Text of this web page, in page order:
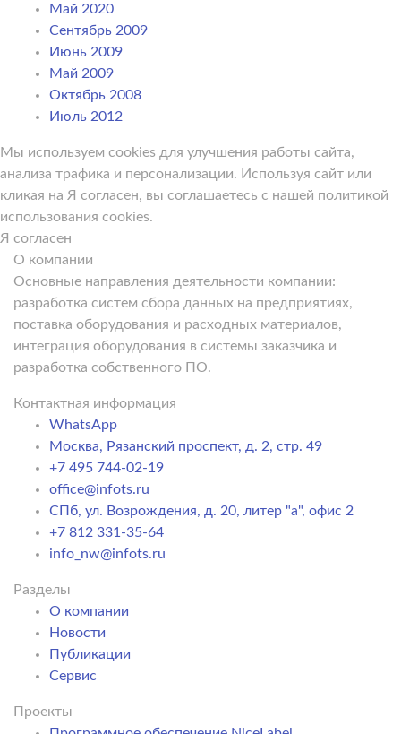
Май 2020
Сентябрь 2009
Июнь 2009
Май 2009
Октябрь 2008
Июль 2012
Мы используем cookies для улучшения работы сайта,
анализа трафика и персонализации. Используя сайт или
кликая на Я согласен, вы соглашаетесь с нашей политикой
использования cookies.
Я согласен
О компании
Основные направления деятельности компании:
разработка систем сбора данных на предприятиях,
поставка оборудования и расходных материалов,
интеграция оборудования в системы заказчика и
разработка собственного ПО.
Контактная информация
WhatsApp
Москва, Рязанский проспект, д. 2, стр. 49
+7 495 744-02-19
office@infots.ru
СПб, ул. Возрождения, д. 20, литер "a", офис 2
+7 812 331-35-64
info_nw@infots.ru
Разделы
О компании
Новости
Публикации
Сервис
Проекты